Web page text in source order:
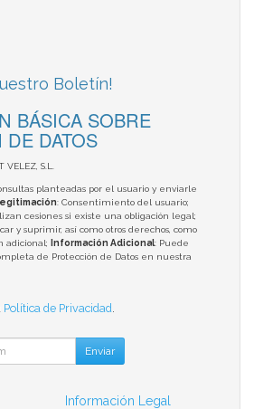
Boletín!
BÁSICA SOBRE
DATOS
VELEZ, S.L.
planteadas por el usuario y enviarle
: Consentimiento del usuario;
cesiones si existe una obligación legal;
y suprimir, así como otros derechos, como
adicional;
Información Adicional: Puede
de Protección de Datos en nuestra
Política de Privacidad
Enviar
Información Legal